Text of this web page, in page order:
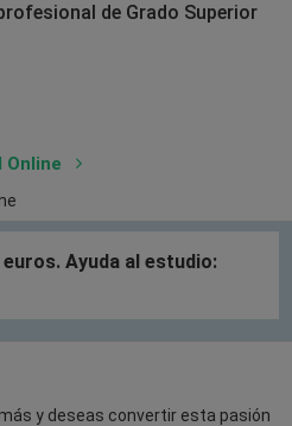
de Grado Superior
Online
Ayuda al estudio:
y deseas convertir esta pasión